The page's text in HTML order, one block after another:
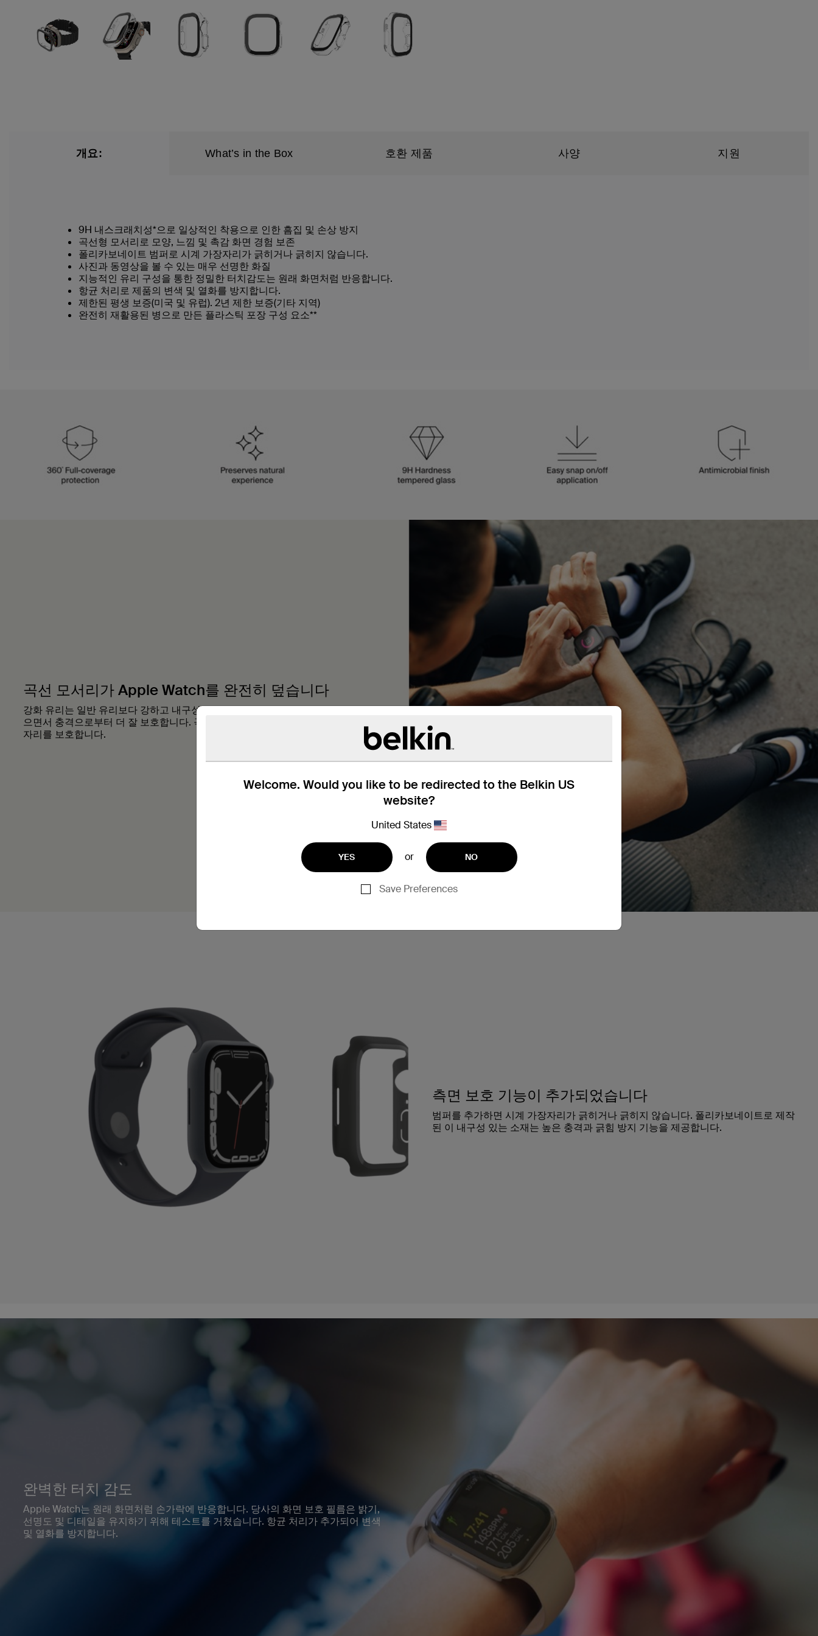
Welcome. Would you like to be redirected to the Belkin US
website?
United States
YES or NO
Save Preferences
개요: What’s in the Box 호환 제품 사양 지원
9H 내스크래치성*으로 일상적인 착용으로 인한 흠집 및 손상 방지
곡선형 모서리로 모양, 느낌 및 촉감 화면 경험 보존
폴리카보네이트 범퍼로 시계 가장자리가 긁히거나 긁히지 않습니다.
사진과 동영상을 볼 수 있는 매우 선명한 화질
지능적인 유리 구성을 통한 정밀한 터치감도는 원래 화면처럼 반응합니다.
항균 처리로 제품의 변색 및 열화를 방지합니다.
제한된 평생 보증(미국 및 유럽). 2년 제한 보증(기타 지역)
완전히 재활용된 병으로 만든 플라스틱 포장 구성 요소**
곡선 모서리가 Apple Watch를 완전히 덮습니다
강화 유리는 일반 유리보다 강하고 내구성이 뛰어나 기능이나 외관을 손상시키지 않
으면서 충격으로부터 더 잘 보호합니다. 곡선 디자인은 장치의 전체 화면 영역과 가장
자리를 보호합니다.
측면 보호 기능이 추가되었습니다
범퍼를 추가하면 시계 가장자리가 긁히거나 긁히지 않습니다. 폴리카보네이트로 제작
된 이 내구성 있는 소재는 높은 충격과 긁힘 방지 기능을 제공합니다.
완벽한 터치 감도
Apple Watch는 원래 화면처럼 손가락에 반응합니다. 당사의 화면 보호 필름은 밝기,
선명도 및 디테일을 유지하기 위해 테스트를 거쳤습니다. 항균 처리가 추가되어 변색
및 열화를 방지합니다.